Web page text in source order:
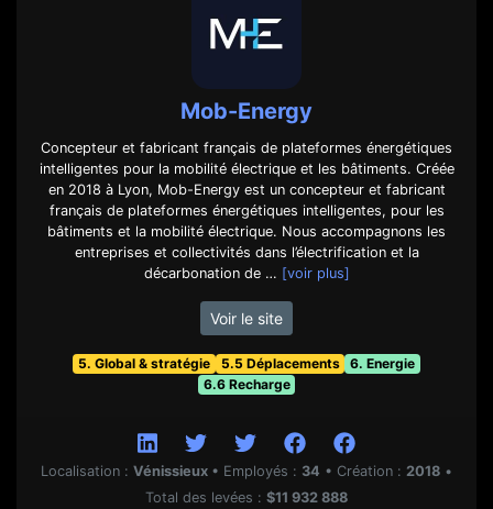
Mob-Energy
Concepteur et fabricant français de plateformes énergétiques
intelligentes pour la mobilité électrique et les bâtiments. Créée
en 2018 à Lyon, Mob-Energy est un concepteur et fabricant
français de plateformes énergétiques intelligentes, pour les
bâtiments et la mobilité électrique. Nous accompagnons les
entreprises et collectivités dans l’électrification et la
décarbonation de … [voir plus]
Voir le site
5. Global & stratégie 5.5 Déplacements
6. Energie
6.6 Recharge
Localisation : Vénissieux • Employés : 34 • Création : 2018 •
Total des levées : $11 932 888